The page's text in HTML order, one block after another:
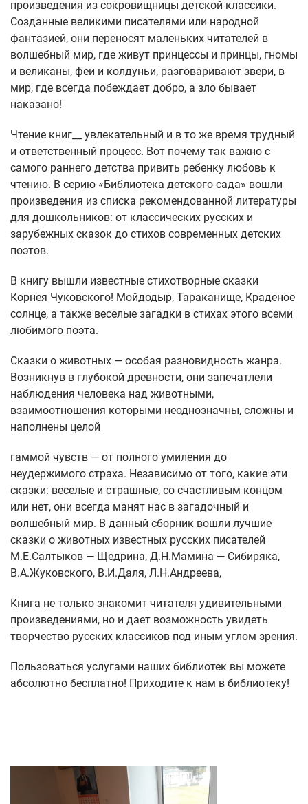
произведения из сокровищницы детской классики.
Созданные великими писателями или народной
фантазией, они переносят маленьких читателей в
волшебный мир, где живут принцессы и принцы, гномы
и великаны, феи и колдуньи, разговаривают звери, в
мир, где всегда побеждает добро, а зло бывает
наказано!
Чтение книг__ увлекательный и в то же время трудный
и ответственный процесс. Вот почему так важно с
самого раннего детства привить ребенку любовь к
чтению. В серию «Библиотека детского сада» вошли
произведения из списка рекомендованной литературы
для дошкольников: от классических русских и
зарубежных сказок до стихов современных детских
поэтов.
В книгу вышли известные стихотворные сказки
Корнея Чуковского! Мойдодыр, Тараканище, Краденое
солнце, а также веселые загадки в стихах этого всеми
любимого поэта.
Сказки о животных — особая разновидность жанра.
Возникнув в глубокой древности, они запечатлели
наблюдения человека над животными,
взаимоотношения которыми неоднозначны, сложны и
наполнены целой
гаммой чувств — от полного умиления до
неудержимого страха. Независимо от того, какие эти
сказки: веселые и страшные, со счастливым концом
или нет, они всегда манят нас в загадочный и
волшебный мир. В данный сборник вошли лучшие
сказки о животных известных русских писателей
М.Е.Салтыков — Щедрина, Д.Н.Мамина — Сибиряка,
В.А.Жуковского, В.И.Даля, Л.Н.Андреева,
Книга не только знакомит читателя удивительными
произведениями, но и дает возможность увидеть
творчество русских классиков под иным углом зрения.
Пользоваться услугами наших библиотек вы можете
абсолютно бесплатно! Приходите к нам в библиотеку!